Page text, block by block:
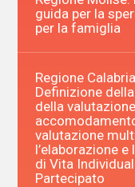
guida per la
per la famiglia
Regione
Definizione
della
valutazione
l’elaborazione
di Vita
Partecipato